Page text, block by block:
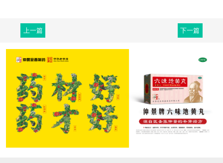
上一篇 下一篇